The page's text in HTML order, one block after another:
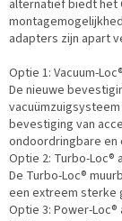
alternatief biedt het
adapters zijn apart
Optie 1: Vacuum-
De nieuwe
bevestiging van
ondoordringbare en
Optie 2: Turbo-Loc®
De Turbo-Loc®
een extreem sterke
Optie 3: Power-